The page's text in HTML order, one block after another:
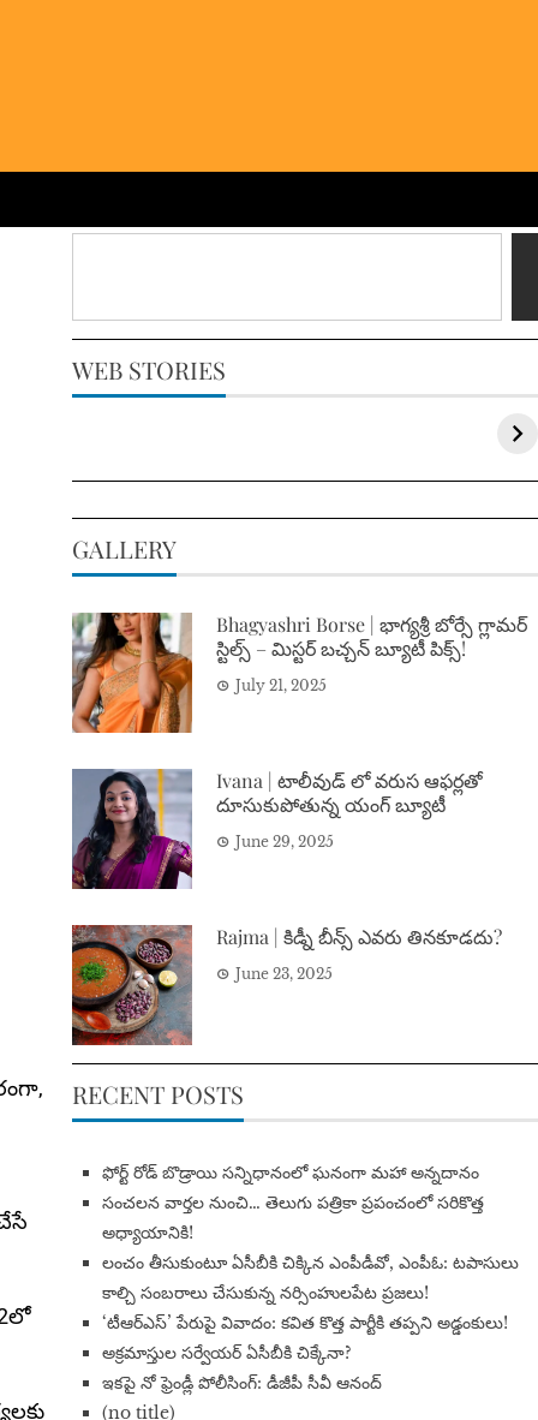
WEB STORIES
GALLERY
Bhagyashri Borse | భాగ్యశ్రీ బోర్సే గ్లామర్
స్టిల్స్ – మిస్టర్ బచ్చన్ బ్యూటీ పిక్స్!
July 21, 2025
Ivana | టాలీవుడ్ లో వరుస ఆఫర్లతో
దూసుకుపోతున్న యంగ్ బ్యూటీ
June 29, 2025
Rajma | కిడ్నీ బీన్స్ ఎవరు తినకూడదు?
June 23, 2025
RECENT POSTS
​ఫోర్ట్ రోడ్ బొడ్రాయి సన్నిధానంలో ఘనంగా మహా అన్నదానం
సంచలన వార్తల నుంచి… తెలుగు పత్రికా ప్రపంచంలో సరికొత్త
అధ్యాయానికి!
​లంచం తీసుకుంటూ ఏసీబీకి చిక్కిన ఎంపీడీవో, ఎంపీఓ: టపాసులు
కాల్చి సంబరాలు చేసుకున్న నర్సింహులపేట ప్రజలు!
‘టీఆర్ఎస్’ పేరుపై వివాదం: కవిత కొత్త పార్టీకి తప్పని అడ్డంకులు!
అక్రమాస్తుల సర్వేయర్ ఏసీబీకి చిక్కేనా?
ఇకపై నో ఫ్రెండ్లీ పోలీసింగ్: డీజీపీ సీవీ ఆనంద్
(no title)